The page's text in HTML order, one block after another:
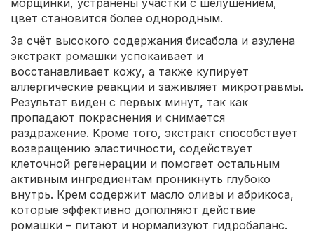
морщинки, устранены участки с шелушением,
цвет становится более однородным.
За счёт высокого содержания бисабола и азулена
экстракт ромашки успокаивает и
восстанавливает кожу, а также купирует
аллергические реакции и заживляет микротравмы.
Результат виден с первых минут, так как
пропадают покраснения и снимается
раздражение. Кроме того, экстракт способствует
возвращению эластичности, содействует
клеточной регенерации и помогает остальным
активным ингредиентам проникнуть глубоко
внутрь. Крем содержит масло оливы и абрикоса,
которые эффективно дополняют действие
ромашки – питают и нормализуют гидробаланс.